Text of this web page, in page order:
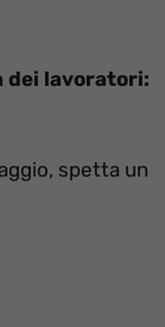
dei lavoratori:
spetta un